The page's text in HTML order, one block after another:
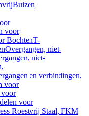
Buizen
voor
BochtenT-
Overgangen, niet-
niet-
en verbindingen,
voor
voor
voor
Roestvrij Staal, FKM